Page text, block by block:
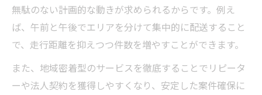
無駄のない計画的な動きが求められるからです。例え
ば、午前と午後でエリアを分けて集中的に配送すること
で、走行距離を抑えつつ件数を増やすことができます。
また、地域密着型のサービスを徹底することでリピータ
ーや法人契約を獲得しやすくなり、安定した案件確保に